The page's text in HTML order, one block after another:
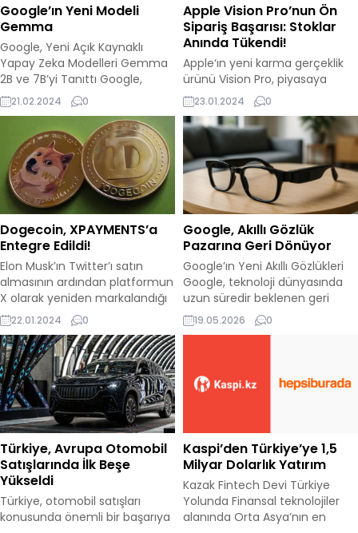
Google’ın Yeni Modeli
Gemma
Google, Yeni Açık Kaynaklı
Yapay Zeka Modelleri Gemma
2B ve 7B’yi Tanıttı Google,
Gemini‘nin izinden giderek
geliştirdiği yeni açık kaynaklı
yapay zeka modelleri Gemma
2B ve Gemma 7B’yi duyurdu.
Bu modeller, daha basit
görevleri yerine getirmek
amacıyla tasarlandı ve
Gemini’nin sağladığı teknoloji
ve araştırma altyapısını
kullanıyor. Gemma, adını
Latince’de değerli...
21.02.2024 0
Apple Vision Pro’nun Ön
Sipariş Başarısı: Stoklar
Anında Tükendi!
Apple‘ın yeni karma gerçeklik
ürünü Vision Pro, piyasaya
sürülmesinin hemen ardından
büyük bir talep gördü. Ünlü
teknoloji analisti Ming-Chi
Kuo’ya göre, ön sipariş
sürecinde 160.000 ila 180.000
adet Vision Pro satışı
gerçekleşti ve stoklar hızla
tükendi. 19 Ocak 2024’te
ABD’de başlayan ön sipariş
sürecinde, 3.499 dolardan
başlayan fiyatlarla sunulan
Vision...
23.01.2024 0
Dogecoin, XPAYMENTS’a
Entegre Edildi!
Elon Musk’ın Twitter’ı satın
almasının ardından platformun
X olarak yeniden markalandığı
ve ödeme sistemlerinin
entegre edilmesinin beklendiği
gözlemleniyor. Yakın zamanda,
bu ödeme sisteminin final
aşamasına geldiği haberleri
gelirken, XPayments adlı yeni
bir hesabın açılması
Dogecoin‘in (DOGE) değerinde
ciddi bir artışa yol açtı. Elon
Musk ve Dogecoin arasındaki
bağlantı göz önünde...
22.01.2024 0
Google, Akıllı Gözlük
Pazarına Geri Dönüyor
Google’ın Yeni Akıllı Gözlükleri
Google, teknoloji dünyasında
uzun süredir beklenen geri
dönüşüyle dikkat çekiyor. Şirket,
bu sonbaharda piyasaya
kullanıcıların hayatına yenilik
katmayı hedefliyor. Uzun bir
ses odaklı özellikleriyle dikkat
çekecek. Özellikler ve...
19.05.2026 0
Türkiye, Avrupa Otomobil
Satışlarında İlk Beşe
Yükseldi
Türkiye, otomobil satışları
konusunda önemli bir başarıya
Kaspi’den Türkiye’ye 1,5
Milyar Dolarlık Yatırım
Kazak Fintech Devi Türkiye
Yolunda Finansal teknolojiler
alanında Orta Asya’nın en